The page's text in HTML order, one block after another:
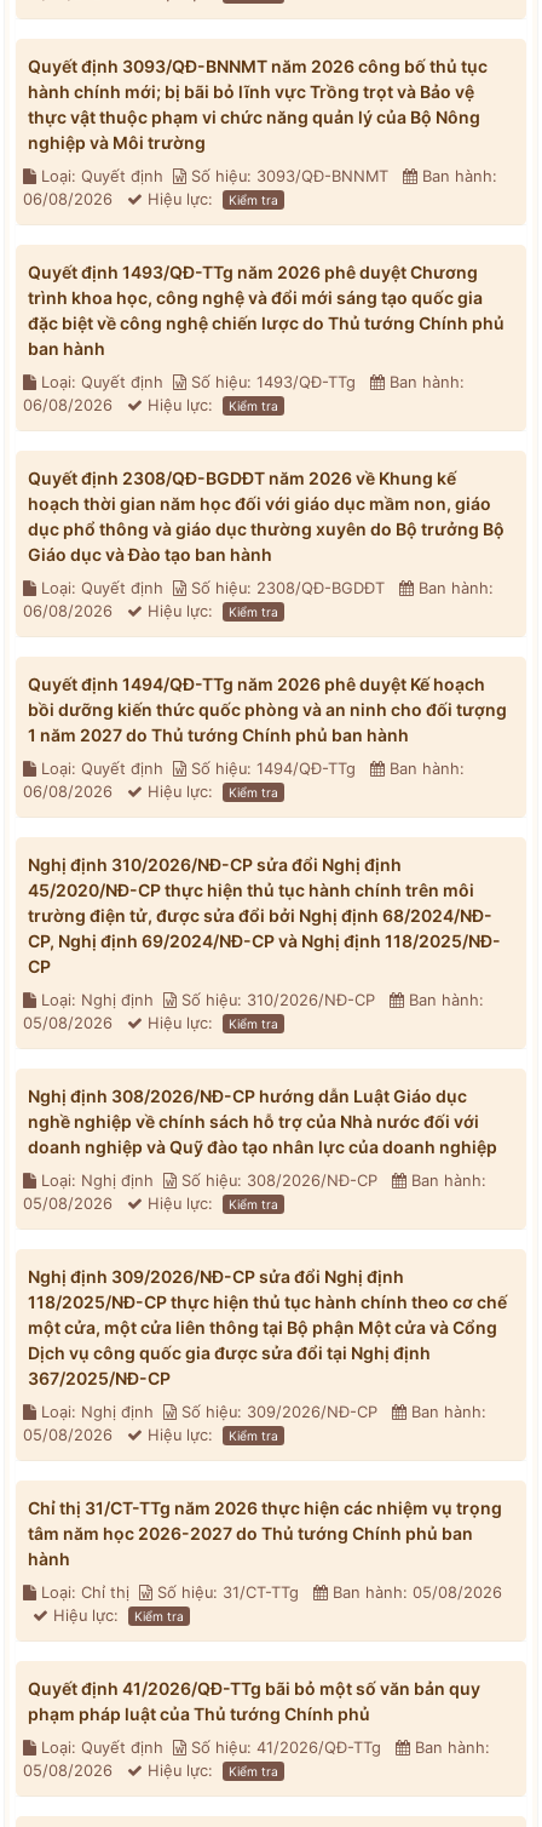
Quyết định 3093/QĐ-BNNMT năm 2026 công bố thủ tục
hành chính mới; bị bãi bỏ lĩnh vực Trồng trọt và Bảo vệ
thực vật thuộc phạm vi chức năng quản lý của Bộ Nông
nghiệp và Môi trường
Loại: Quyết định Số hiệu: 3093/QĐ-BNNMT
Ban hành:
06/08/2026
Hiệu lực: Kiểm tra
Quyết định 1493/QĐ-TTg năm 2026 phê duyệt Chương
trình khoa học, công nghệ và đổi mới sáng tạo quốc gia
đặc biệt về công nghệ chiến lược do Thủ tướng Chính phủ
ban hành
Loại: Quyết định Số hiệu: 1493/QĐ-TTg
Ban hành:
06/08/2026
Hiệu lực: Kiểm tra
Quyết định 2308/QĐ-BGDĐT năm 2026 về Khung kế
hoạch thời gian năm học đối với giáo dục mầm non, giáo
dục phổ thông và giáo dục thường xuyên do Bộ trưởng Bộ
Giáo dục và Đào tạo ban hành
Loại: Quyết định Số hiệu: 2308/QĐ-BGDĐT
Ban hành:
06/08/2026
Hiệu lực: Kiểm tra
Quyết định 1494/QĐ-TTg năm 2026 phê duyệt Kế hoạch
bồi dưỡng kiến thức quốc phòng và an ninh cho đối tượng
1 năm 2027 do Thủ tướng Chính phủ ban hành
Loại: Quyết định Số hiệu: 1494/QĐ-TTg
Ban hành:
06/08/2026
Hiệu lực: Kiểm tra
Nghị định 310/2026/NĐ-CP sửa đổi Nghị định
45/2020/NĐ-CP thực hiện thủ tục hành chính trên môi
trường điện tử, được sửa đổi bởi Nghị định 68/2024/NĐ-
CP, Nghị định 69/2024/NĐ-CP và Nghị định 118/2025/NĐ-
CP
Loại: Nghị định Số hiệu: 310/2026/NĐ-CP
Ban hành:
05/08/2026
Hiệu lực: Kiểm tra
Nghị định 308/2026/NĐ-CP hướng dẫn Luật Giáo dục
nghề nghiệp về chính sách hỗ trợ của Nhà nước đối với
doanh nghiệp và Quỹ đào tạo nhân lực của doanh nghiệp
Loại: Nghị định Số hiệu: 308/2026/NĐ-CP
Ban hành:
05/08/2026
Hiệu lực: Kiểm tra
Nghị định 309/2026/NĐ-CP sửa đổi Nghị định
118/2025/NĐ-CP thực hiện thủ tục hành chính theo cơ chế
một cửa, một cửa liên thông tại Bộ phận Một cửa và Cổng
Dịch vụ công quốc gia được sửa đổi tại Nghị định
367/2025/NĐ-CP
Loại: Nghị định Số hiệu: 309/2026/NĐ-CP
Ban hành:
05/08/2026
Hiệu lực: Kiểm tra
Chỉ thị 31/CT-TTg năm 2026 thực hiện các nhiệm vụ trọng
tâm năm học 2026-2027 do Thủ tướng Chính phủ ban
hành
Loại: Chỉ thị Số hiệu: 31/CT-TTg
Ban hành: 05/08/2026
Hiệu lực:
Kiểm tra
Quyết định 41/2026/QĐ-TTg bãi bỏ một số văn bản quy
phạm pháp luật của Thủ tướng Chính phủ
Loại: Quyết định Số hiệu: 41/2026/QĐ-TTg
Ban hành:
05/08/2026
Hiệu lực: Kiểm tra